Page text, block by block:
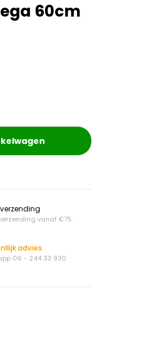
60cm
verzending
vanaf €75.
advies
06 - 244 33 930